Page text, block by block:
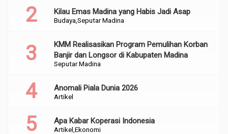
Budaya Seputar Madina
Kilau Emas Madina yang Habis Jadi Asap
Seputar Madina
KMM Realisasikan Program Pemulihan Korban
Banjir dan Longsor di Kabupaten Madina
Artikel
Anomali Piala Dunia 2026
Artikel Ekonomi
Apa Kabar Koperasi Indonesia